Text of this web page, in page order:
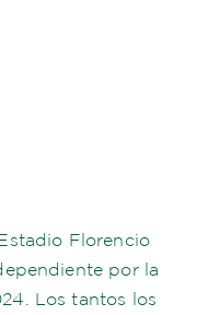
Florencio
por la
Los tantos los